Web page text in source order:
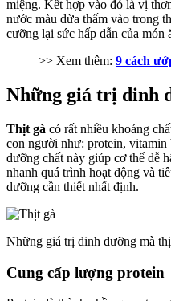
miệng. Kết hợp vào đó là vị
nước màu dừa thấm vào trong
cưỡng lại sức hấp dẫn của món
>> Xem thêm: 9 cách
Những giá trị dinh
Thịt gà có rất nhiều khoáng
con người như: protein,
dưỡng chất này giúp cơ thể dễ
nhanh quá trình hoạt động và
dưỡng cần thiết nhất định.
Những giá trị dinh dưỡng mà
Cung cấp lượng protein